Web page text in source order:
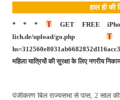
हाल ही की
* * *
GET FREE
lich.de/upload/go.php
महिला यात्रियों की सुरक्षा के लिए नगरीय
बिल राज्यसभा से पास, 2 साल की देरी